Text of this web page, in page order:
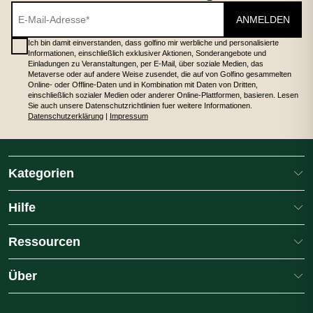
ANMELDEN
Ich bin damit einverstanden, dass golfino mir werbliche und personalisierte
Informationen, einschließlich exklusiver Aktionen, Sonderangebote und
Einladungen zu Veranstaltungen, per E-Mail, über soziale Medien, das
Metaverse oder auf andere Weise zusendet, die auf von Golfino gesammelten
Online- oder Offline-Daten und in Kombination mit Daten von Dritten,
einschließlich sozialer Medien oder anderer Online-Plattformen, basieren. Lesen
Sie auch unsere Datenschutzrichtlinien fuer weitere Informationen.
Datenschutzerklärung | Impressum
Kategorien
Hilfe
Ressourcen
Über